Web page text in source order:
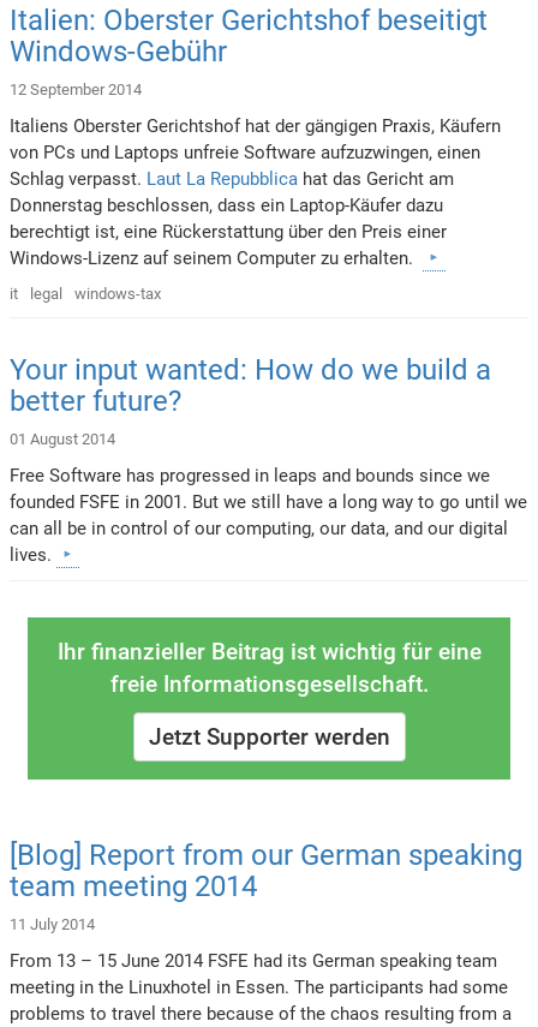
Italien: Oberster Gerichtshof beseitigt
Windows-Gebühr
12 September 2014
Italiens Oberster Gerichtshof hat der gängigen Praxis, Käufern
von PCs und Laptops unfreie Software aufzuzwingen, einen
Schlag verpasst. Laut La Repubblica hat das Gericht am
Donnerstag beschlossen, dass ein Laptop-Käufer dazu
berechtigt ist, eine Rückerstattung über den Preis einer
Windows-Lizenz auf seinem Computer zu erhalten.
it legal windows-tax
Your input wanted: How do we build a
better future?
01 August 2014
Free Software has progressed in leaps and bounds since we
founded FSFE in 2001. But we still have a long way to go until we
can all be in control of our computing, our data, and our digital
lives.
Ihr finanzieller Beitrag ist wichtig für eine
freie Informationsgesellschaft.
Jetzt Supporter werden
[Blog] Report from our German speaking
team meeting 2014
11 July 2014
From 13 – 15 June 2014 FSFE had its German speaking team
meeting in the Linuxhotel in Essen. The participants had some
problems to travel there because of the chaos resulting from a